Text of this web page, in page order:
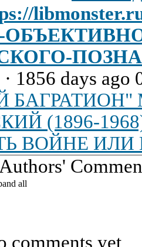
· 1856 days ago
(1896-
ВОЙНЕ
all
comments yet